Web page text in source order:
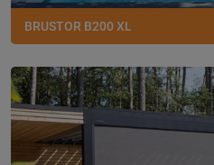
BRUSTOR B200 XL